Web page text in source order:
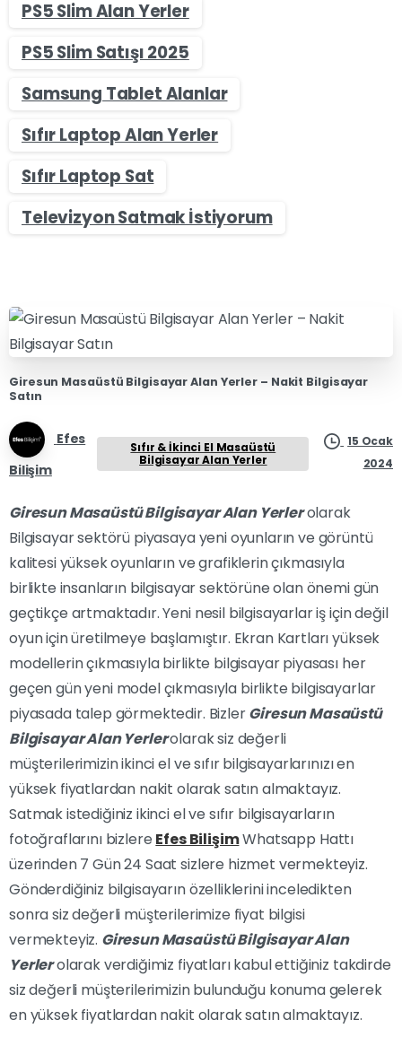
PS5 Slim Alan Yerler
PS5 Slim Satışı 2025
Samsung Tablet Alanlar
Sıfır Laptop Alan Yerler
Sıfır Laptop Sat
Televizyon Satmak İstiyorum
Giresun Masaüstü Bilgisayar Alan Yerler – Nakit Bilgisayar
Satın
Efes
Bilişim
Sıfır & İkinci El Masaüstü
Bilgisayar Alan Yerler
15 Ocak
2024
Giresun Masaüstü Bilgisayar Alan Yerlerolarak
Bilgisayar sektörü piyasaya yeni oyunların ve görüntü
kalitesi yüksek oyunların ve grafiklerin çıkmasıyla
birlikte insanların bilgisayar sektörüne olan önemi gün
geçtikçe artmaktadır. Yeni nesil bilgisayarlar iş için değil
oyun için üretilmeye başlamıştır. Ekran Kartları yüksek
modellerin çıkmasıyla birlikte bilgisayar piyasası her
geçen gün yeni model çıkmasıyla birlikte bilgisayarlar
piyasada talep görmektedir. BizlerGiresun Masaüstü
Bilgisayar Alan Yerlerolarak siz değerli
müşterilerimizin ikinci el ve sıfır bilgisayarlarınızı en
yüksek fiyatlardan nakit olarak satın almaktayız.
Satmak istediğiniz ikinci el ve sıfır bilgisayarların
fotoğraflarını bizlere Efes BilişimWhatsapp Hattı
üzerinden 7 Gün 24 Saat sizlere hizmet vermekteyiz.
Gönderdiğiniz bilgisayarın özelliklerini inceledikten
sonra siz değerli müşterilerimize fiyat bilgisi
vermekteyiz. Giresun Masaüstü Bilgisayar Alan
Yerlerolarak verdiğimiz fiyatları kabul ettiğiniz takdirde
siz değerli müşterilerimizin bulunduğu konuma gelerek
en yüksek fiyatlardan nakit olarak satın almaktayız.